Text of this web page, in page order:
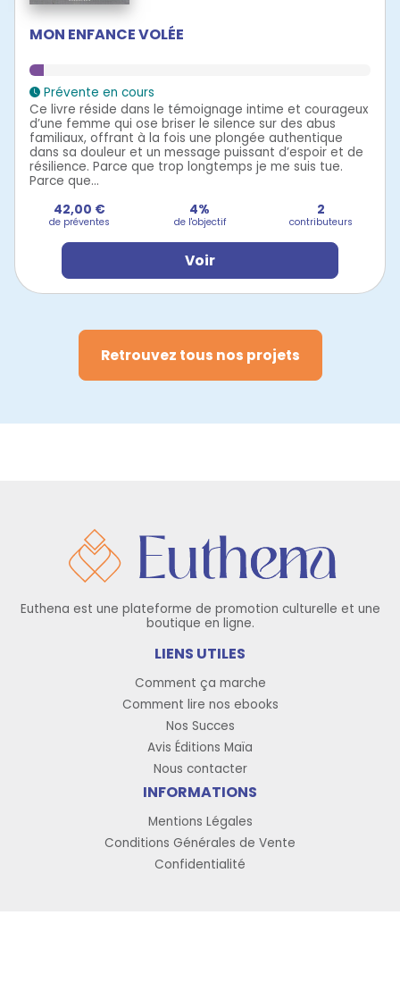
MON ENFANCE VOLÉE
Prévente en cours
Ce livre réside dans le témoignage intime et courageux
d’une femme qui ose briser le silence sur des abus
familiaux, offrant à la fois une plongée authentique
dans sa douleur et un message puissant d’espoir et de
résilience. Parce que trop longtemps je me suis tue.
Parce que...
42,00 €
de préventes
4%
de l'objectif
2
contributeurs
Voir
Retrouvez tous nos projets
Euthena est une plateforme de promotion culturelle et une
boutique en ligne.
LIENS UTILES
Comment ça marche
Comment lire nos ebooks
Nos Succes
Avis Éditions Maïa
Nous contacter
INFORMATIONS
Mentions Légales
Conditions Générales de Vente
Confidentialité